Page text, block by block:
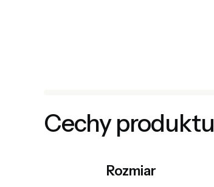
Cechy produktu
Rozmiar